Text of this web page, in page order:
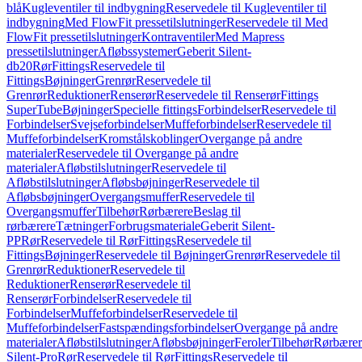
blåKugleventiler til indbygningReservedele til Kugleventiler til
indbygningMed FlowFit pressetilslutningerReservedele til Med
FlowFit pressetilslutningerKontraventilerMed Mapress
pressetilslutningerAfløbssystemerGeberit Silent-
db20RørFittingsReservedele til
FittingsBøjningerGrenrørReservedele til
GrenrørReduktionerRenserørReservedele til RenserørFittings
SuperTubeBøjningerSpecielle fittingsForbindelserReservedele til
ForbindelserSvejseforbindelserMuffeforbindelserReservedele til
MuffeforbindelserKromstålskoblingerOvergange på andre
materialerReservedele til Overgange på andre
materialerAfløbstilslutningerReservedele til
AfløbstilslutningerAfløbsbøjningerReservedele til
AfløbsbøjningerOvergangsmufferReservedele til
OvergangsmufferTilbehørRørbærereBeslag til
rørbærereTætningerForbrugsmaterialeGeberit Silent-
PPRørReservedele til RørFittingsReservedele til
FittingsBøjningerReservedele til BøjningerGrenrørReservedele til
GrenrørReduktionerReservedele til
ReduktionerRenserørReservedele til
RenserørForbindelserReservedele til
ForbindelserMuffeforbindelserReservedele til
MuffeforbindelserFastspændingsforbindelserOvergange på andre
materialerAfløbstilslutningerAfløbsbøjningerFerolerTilbehør
Silent-ProRørReservedele til RørFittingsReservedele til